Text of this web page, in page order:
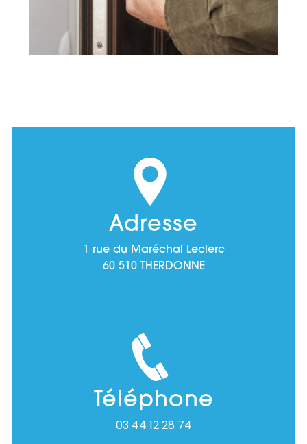
Adresse
1 rue du Maréchal Leclerc
60 510 THERDONNE
Téléphone
03 44 12 28 74